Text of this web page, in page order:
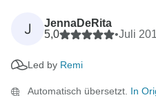
J
JennaDeRita
5,0
•Juli
Led by Remi
Automatisch übersetzt. In